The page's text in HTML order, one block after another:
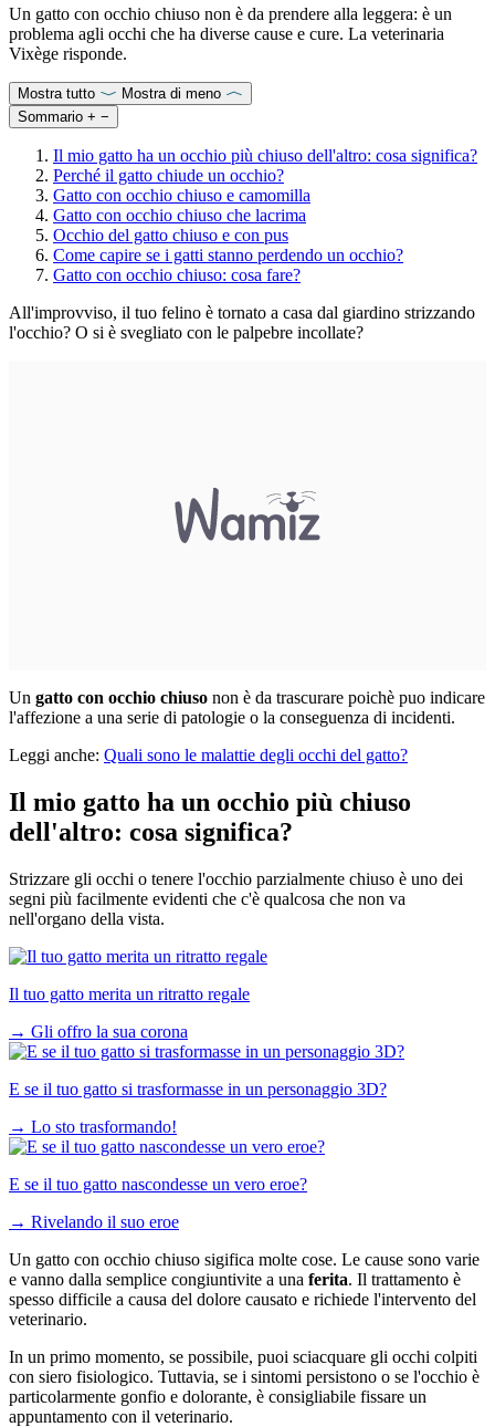
Un gatto con occhio chiuso non è da prendere alla leggera: è un
problema agli occhi che ha diverse cause e cure. La veterinaria
Vixège risponde.
Mostra tutto
Mostra di meno
Sommario + −
Il mio gatto ha un occhio più chiuso dell'altro: cosa significa?
Perché il gatto chiude un occhio?
Gatto con occhio chiuso e camomilla
Gatto con occhio chiuso che lacrima
Occhio del gatto chiuso e con pus
Come capire se i gatti stanno perdendo un occhio?
Gatto con occhio chiuso: cosa fare?
All'improvviso, il tuo felino è tornato a casa dal giardino strizzando
l'occhio? O si è svegliato con le palpebre incollate?
Un gatto con occhio chiuso non è da trascurare poichè puo indicare
l'affezione a una serie di patologie o la conseguenza di incidenti.
Leggi anche: Quali sono le malattie degli occhi del gatto?
Il mio gatto ha un occhio più chiuso
dell'altro: cosa significa?
Strizzare gli occhi o tenere l'occhio parzialmente chiuso è uno dei
segni più facilmente evidenti che c'è qualcosa che non va
nell'organo della vista.
Il tuo gatto merita un ritratto regale
→ Gli offro la sua corona
E se il tuo gatto si trasformasse in un personaggio 3D?
→ Lo sto trasformando!
E se il tuo gatto nascondesse un vero eroe?
→ Rivelando il suo eroe
Un gatto con occhio chiuso sigifica molte cose. Le cause sono varie
e vanno dalla semplice congiuntivite a una ferita. Il trattamento è
spesso difficile a causa del dolore causato e richiede l'intervento del
veterinario.
In un primo momento, se possibile, puoi sciacquare gli occhi colpiti
con siero fisiologico. Tuttavia, se i sintomi persistono o se l'occhio è
particolarmente gonfio e dolorante, è consigliabile fissare un
appuntamento con il veterinario.